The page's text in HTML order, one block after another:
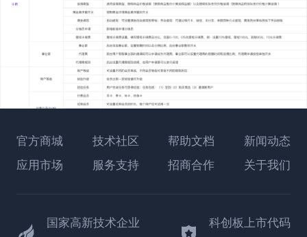
官方商城 技术社区 帮助文档
新闻动态
应用市场
服务支持 招商合作 关于我们
国家高新技术企业
科创板上市代码